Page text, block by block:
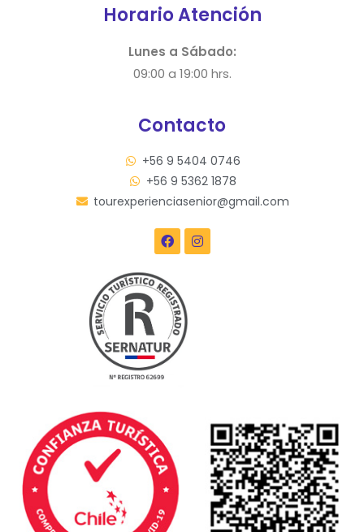
Horario Atención
Lunes a Sábado:
09:00 a 19:00 hrs.
Contacto
+56 9 5404 0746
+56 9 5362 1878
tourexperienciasenior@gmail.com